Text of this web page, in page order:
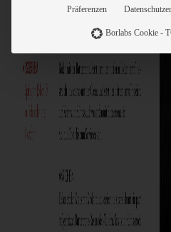
Präferenzen
Borlabs Cookie -